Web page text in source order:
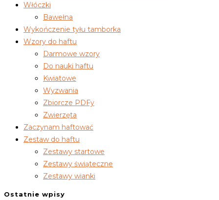
Włóczki
Bawełna
Wykończenie tyłu tamborka
Wzory do haftu
Darmowe wzory
Do nauki haftu
Kwiatowe
Wyzwania
Zbiorcze PDFy
Zwierzęta
Zaczynam haftować
Zestaw do haftu
Zestawy startowe
Zestawy świąteczne
Zestawy wianki
Ostatnie wpisy